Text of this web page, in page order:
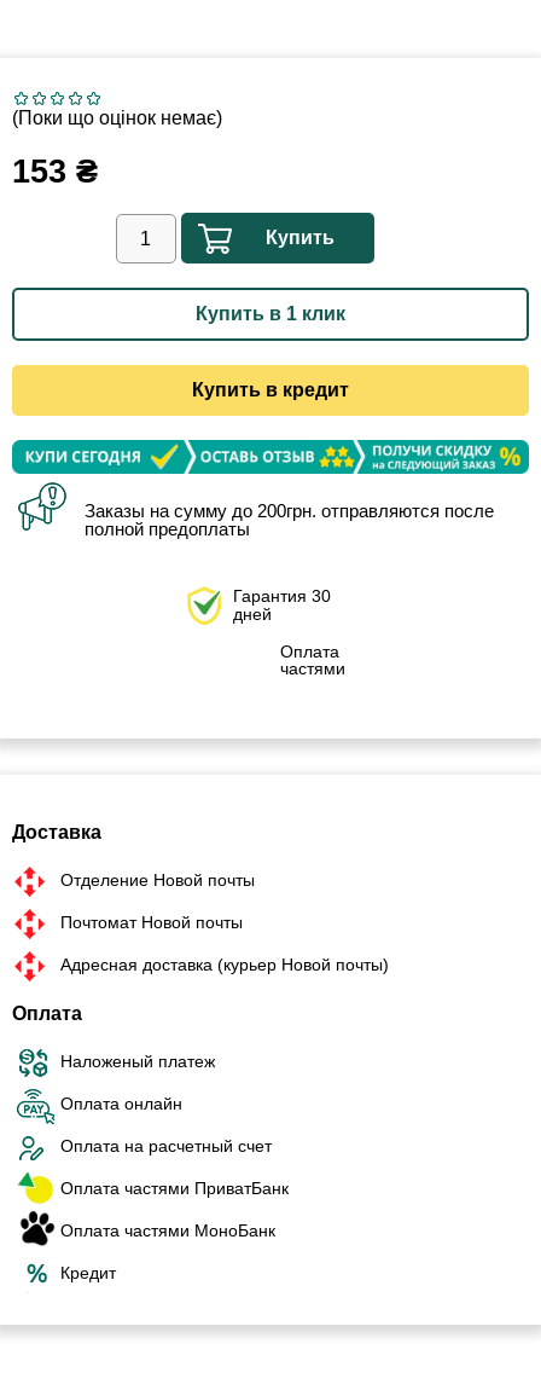
(Поки що оцінок немає)
153 ₴
Купить
Купить в 1 клик
Купить в кредит
Заказы на сумму до 200грн. отправляются после
полной предоплаты
Гарантия 30
дней
Оплата
частями
Доставка
Отделение Новой почты
Почтомат Новой почты
Адресная доставка (курьер Новой почты)
Оплата
Наложеный платеж
Оплата онлайн
Оплата на расчетный счет
Оплата частями ПриватБанк
Оплата частями МоноБанк
Кредит